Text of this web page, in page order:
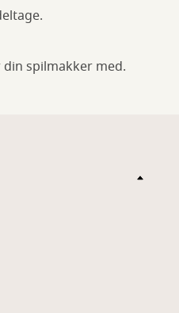
spilmakker med.